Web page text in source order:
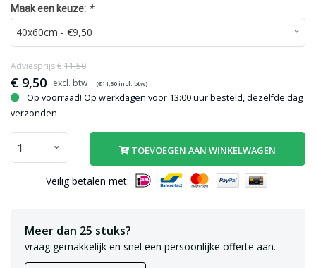
Maak een keuze: *
€ 9,50 (€11,50incl. btw)
Adviesprijs:€ 11,50
Op voorraad! Op werkdagen voor 13:00 uur besteld, dezelfde dag
verzonden
TOEVOEGEN AAN WINKELWAGEN
Veilig betalen met:
Meer dan 25 stuks?
vraag gemakkelijk en snel een persoonlijke offerte aan.